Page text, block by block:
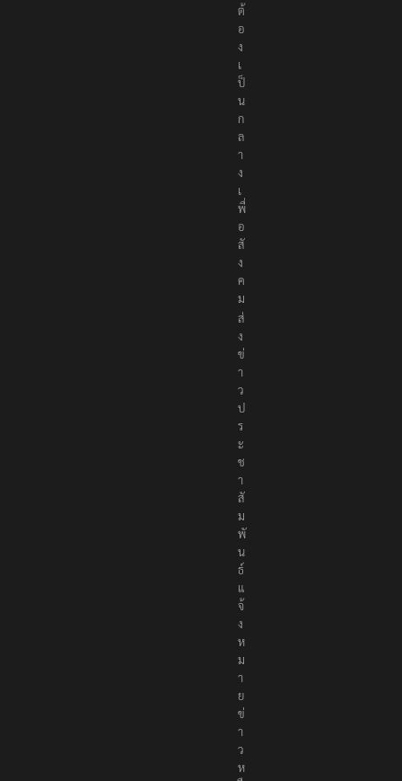
ก
ต้
อ
ง
เ
ป็
น
ก
ล
า
ง
เ
พื่
อ
สั
ง
ค
ม
ส่
ง
ข่
า
ว
ป
ร
ะ
ช
า
สั
ม
พั
น
ธ์
แ
จ้
ง
ห
ม
า
ย
ข่
า
ว